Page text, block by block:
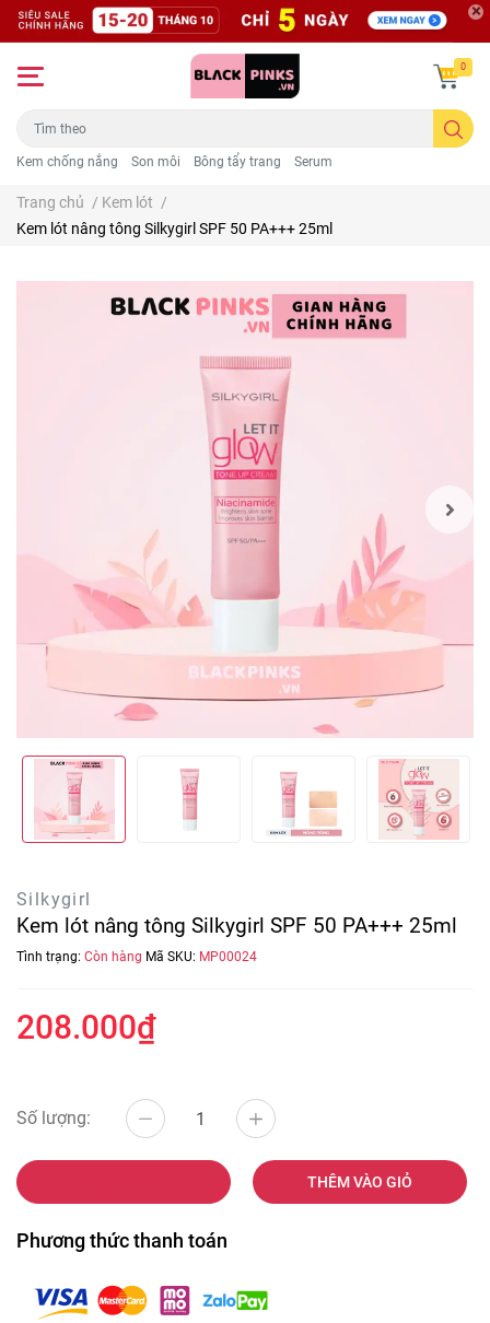
Kem chống nắng Son môi Bông tẩy trang Serum
0
Trang chủ / Kem lót /
Kem lót nâng tông Silkygirl SPF 50 PA+++ 25ml
Silkygirl
Kem lót nâng tông Silkygirl SPF 50 PA+++ 25ml
Tình trạng: Còn hàng Mã SKU: MP00024
208.000₫
Số lượng:
THÊM VÀO GIỎ
Phương thức thanh toán